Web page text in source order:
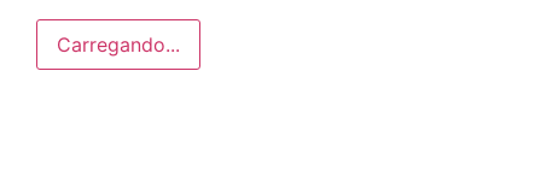
Carregando...